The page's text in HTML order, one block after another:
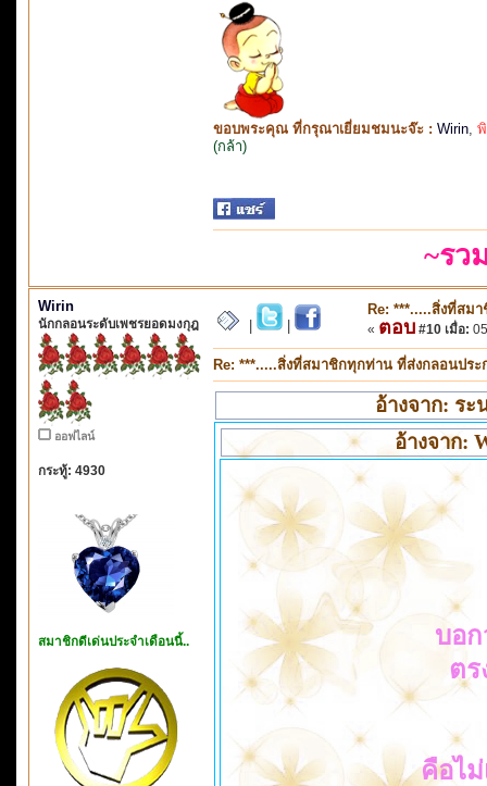
ขอบพระคุณ ที่กรุณาเยี่ยมชมนะจ๊ะ : Wirin
(กล้า)
~รว
Wirin
นักกลอนระดับเพชรยอดมงกุฎ
ออฟไลน์
กระทู้: 4930
สมาชิกดีเด่นประจำเดือนนี้..
Re: ***.....สิ่งที่สม
« ตอบ #10 เมื่อ:
Re: ***.....สิ่งที่สมาชิกทุกท่าน ที่ส่งกลอนปร
อ้างจาก: ระ
อ้างจาก:
บอ
ตร
คือไม่